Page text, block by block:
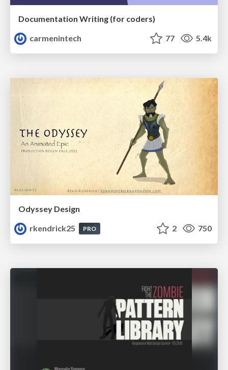
Documentation Writing (for coders)
carmenintech
77 5.4k
Odyssey Design
rkendrick25
PRO 2 750